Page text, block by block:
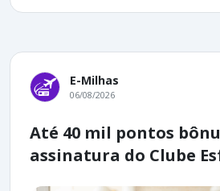
E-Milhas
06/08/2026
Até 40 mil pontos
assinatura do Clube